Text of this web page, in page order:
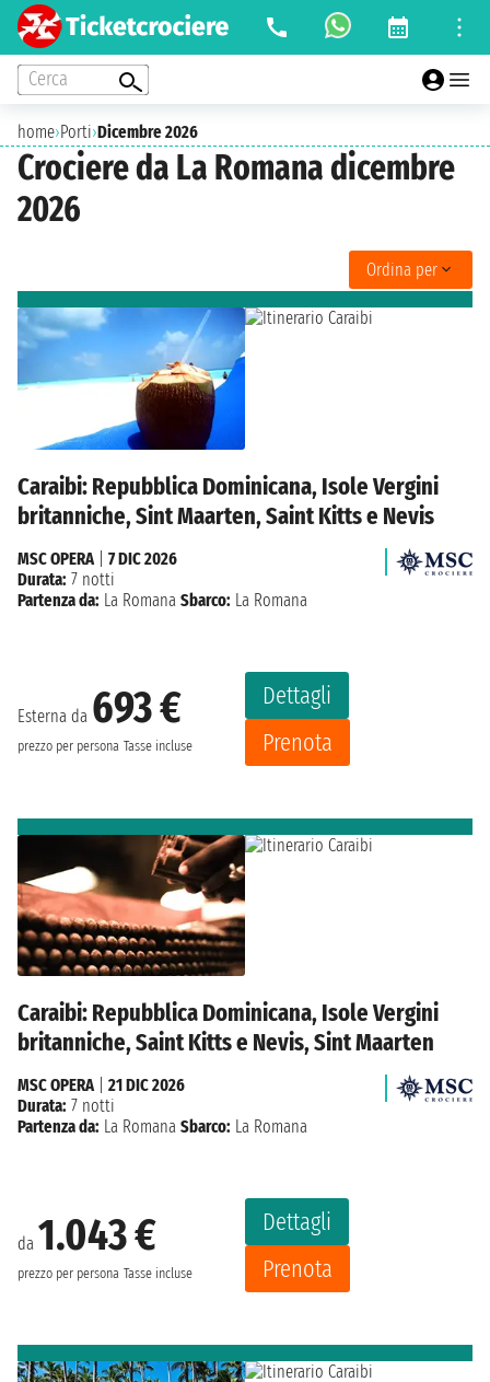
Cerca
home›Porti›Dicembre 2026
Crociere da La Romana dicembre
2026
Ordina per
Caraibi: Repubblica Dominicana, Isole Vergini
britanniche, Sint Maarten, Saint Kitts e Nevis
Esterna da 693 €
prezzo per persona Tasse incluse
Dettagli
Prenota
MSC OPERA
7 DIC 2026
Durata: 7 notti
Partenza da: La Romana Sbarco: La Romana
Caraibi: Repubblica Dominicana, Isole Vergini
britanniche, Saint Kitts e Nevis, Sint Maarten
da 1.043 €
prezzo per persona Tasse incluse
Dettagli
Prenota
MSC OPERA| 21 DIC 2026
Durata: 7 notti
Partenza da: La Romana Sbarco: La Romana